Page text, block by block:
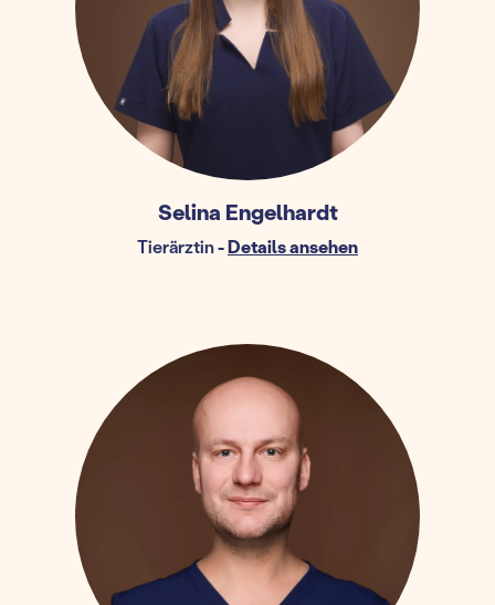
Selina Engelhardt
Tierärztin-Details ansehen